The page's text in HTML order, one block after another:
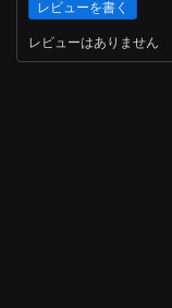
レビューはありません